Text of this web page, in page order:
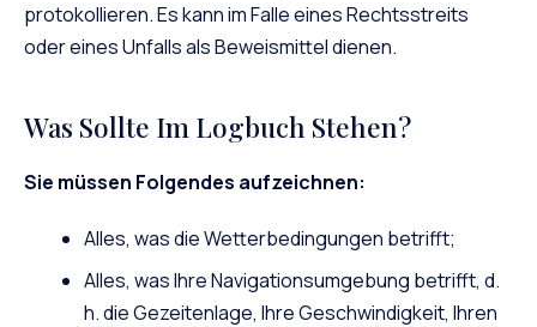
protokollieren. Es kann im Falle eines Rechtsstreits
oder eines Unfalls als Beweismittel dienen.
Was Sollte Im Logbuch Stehen?
Sie müssen Folgendes aufzeichnen:
Alles, was die Wetterbedingungen betrifft;
Alles, was Ihre Navigationsumgebung betrifft, d.
h. die Gezeitenlage, Ihre Geschwindigkeit, Ihren